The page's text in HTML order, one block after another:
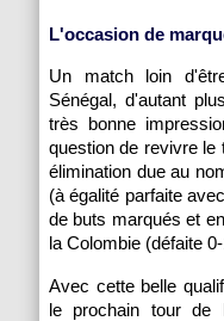
L'occasion de
Un match loin
Sénégal, d'autant
très bonne
question de revivre le
élimination due au
(à égalité parfaite
de buts marqués et
la Colombie (défaite
Avec cette belle
le prochain tour de